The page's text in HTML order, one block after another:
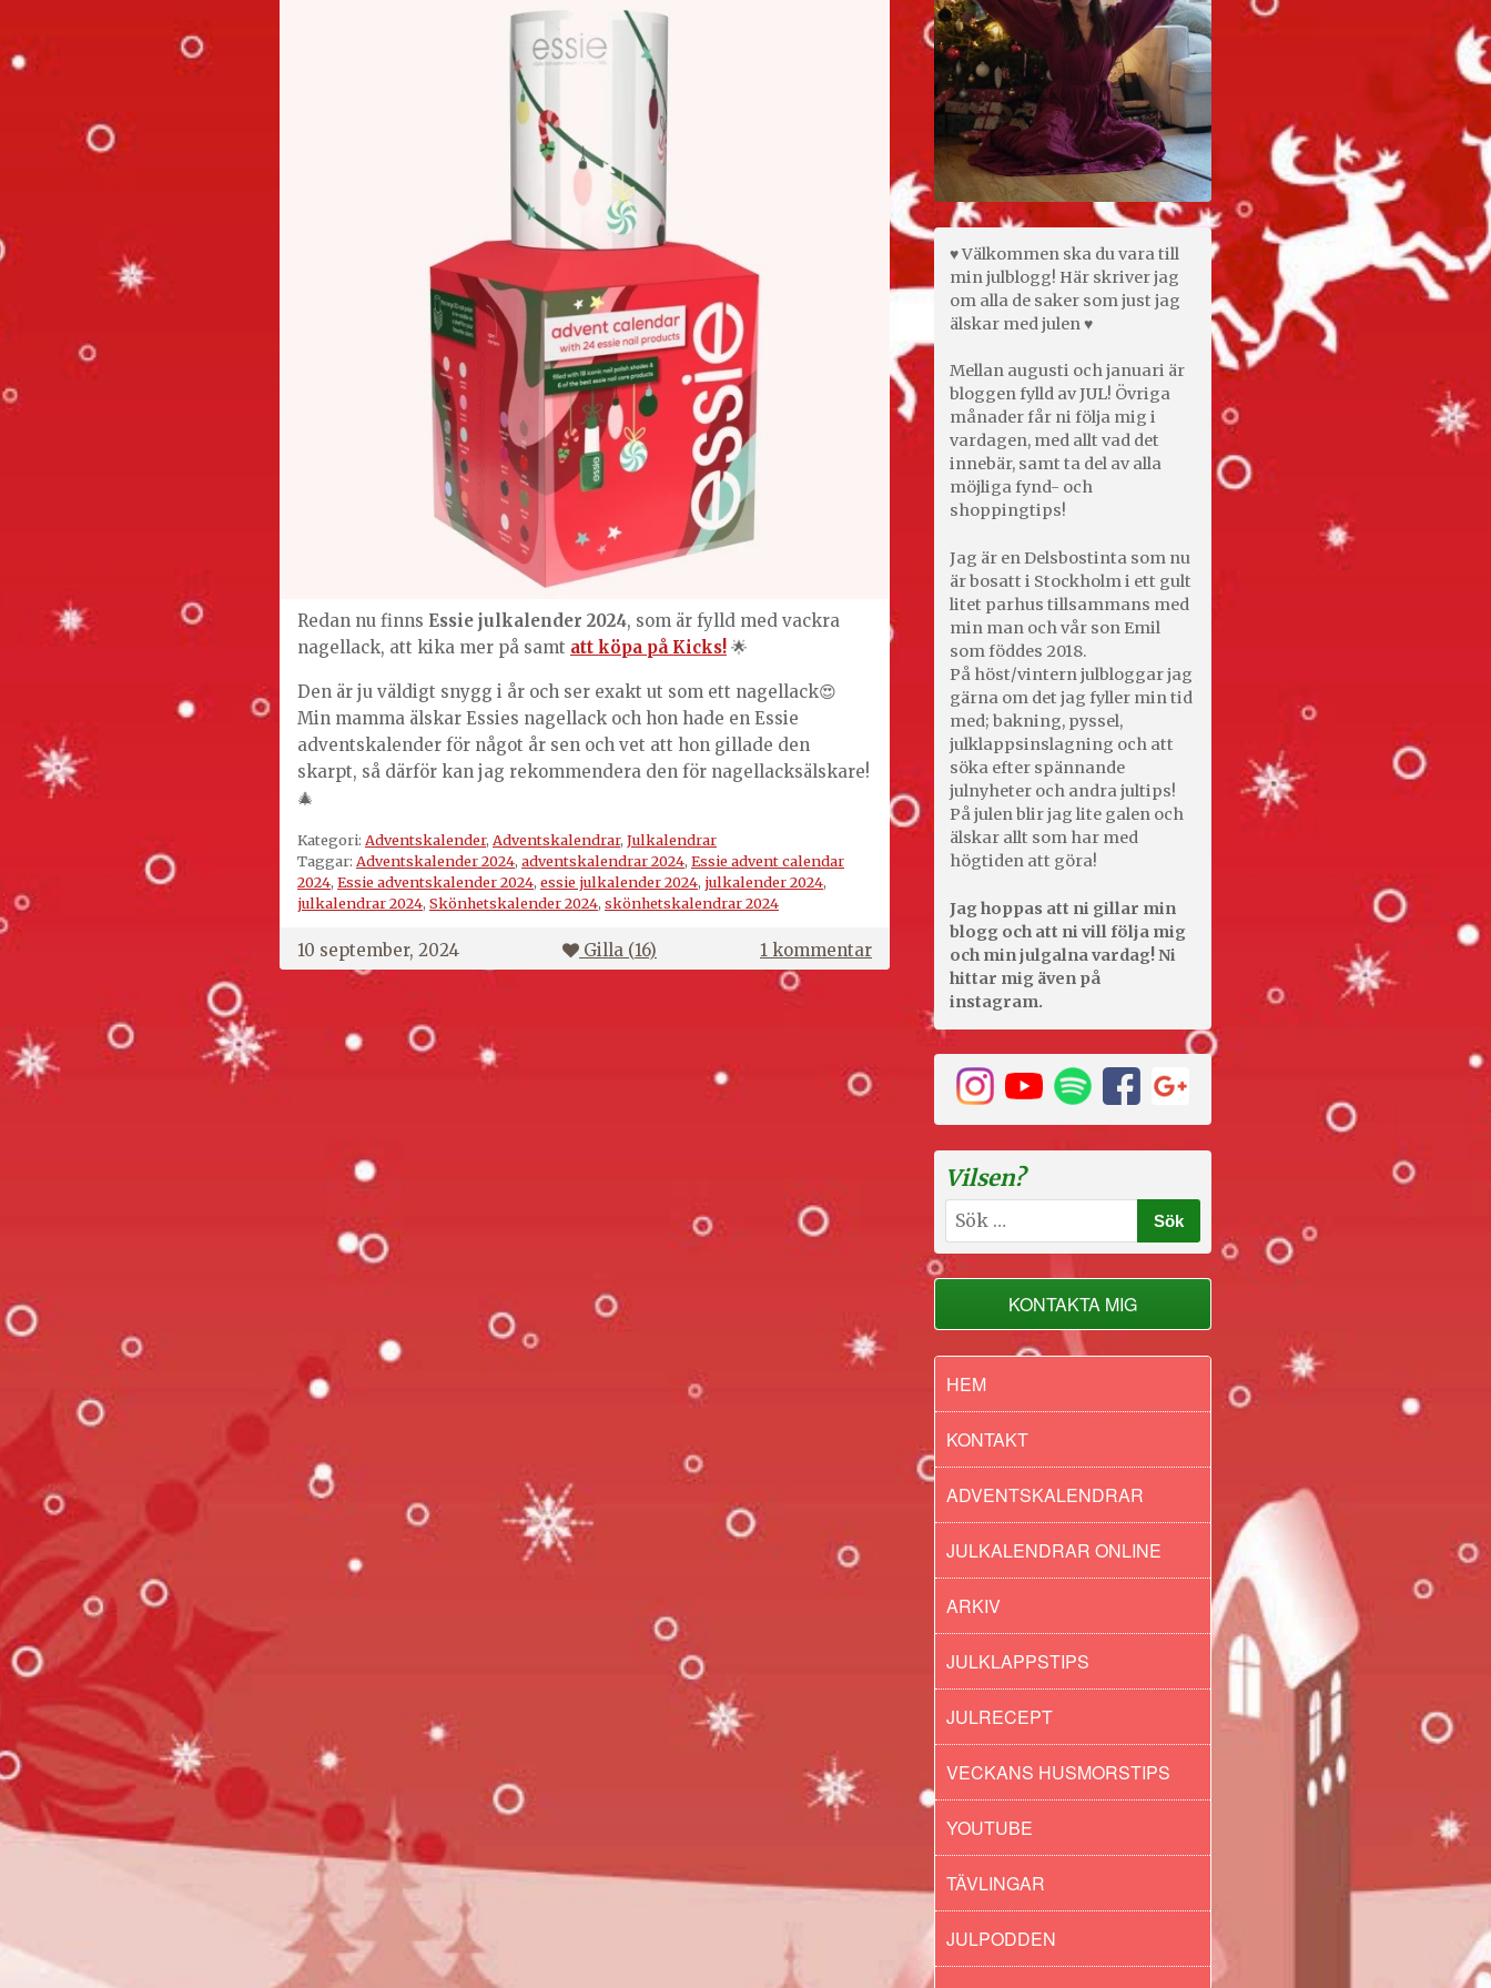
Redan nu finns Essie julkalender 2024, som är fylld med vackra
nagellack, att kika mer på samt att köpa på Kicks! 🌟
Den är ju väldigt snygg i år och ser exakt ut som ett nagellack😍
Min mamma älskar Essies nagellack och hon hade en Essie
adventskalender för något år sen och vet att hon gillade den
skarpt, så därför kan jag rekommendera den för nagellacksälskare!
🎄
Kategori: Adventskalender, Adventskalendrar, Julkalendrar
Taggar: Adventskalender 2024, adventskalendrar 2024, Essie advent calendar
2024, Essie adventskalender 2024, essie julkalender 2024, julkalender 2024,
julkalendrar 2024, Skönhetskalender 2024, skönhetskalendrar 2024
10 september, 2024 Gilla (16) 1 kommentartill
Essie
adventskalender
♥ Välkommen ska du vara till
min julblogg! Här skriver jag
om alla de saker som just jag
älskar med julen ♥
Mellan augusti och januari är
bloggen fylld av JUL! Övriga
månader får ni följa mig i
vardagen, med allt vad det
innebär, samt ta del av alla
möjliga fynd- och
shoppingtips!
Jag är en Delsbostinta som nu
är bosatt i Stockholm i ett gult
litet parhus tillsammans med
min man och vår son Emil
som föddes 2018.
På höst/vintern julbloggar jag
gärna om det jag fyller min tid
med; bakning, pyssel,
julklappsinslagning och att
söka efter spännande
julnyheter och andra jultips!
På julen blir jag lite galen och
älskar allt som har med
högtiden att göra!
Jag hoppas att ni gillar min
blogg och att ni vill följa mig
och min julgalna vardag! Ni
hittar mig även på
instagram.
Vilsen?
Sök
efter:
KONTAKTA MIG
HEM
KONTAKT
ADVENTSKALENDRAR
JULKALENDRAR ONLINE
ARKIV
JULKLAPPSTIPS
JULRECEPT
VECKANS HUSMORSTIPS
YOUTUBE
TÄVLINGAR
JULPODDEN